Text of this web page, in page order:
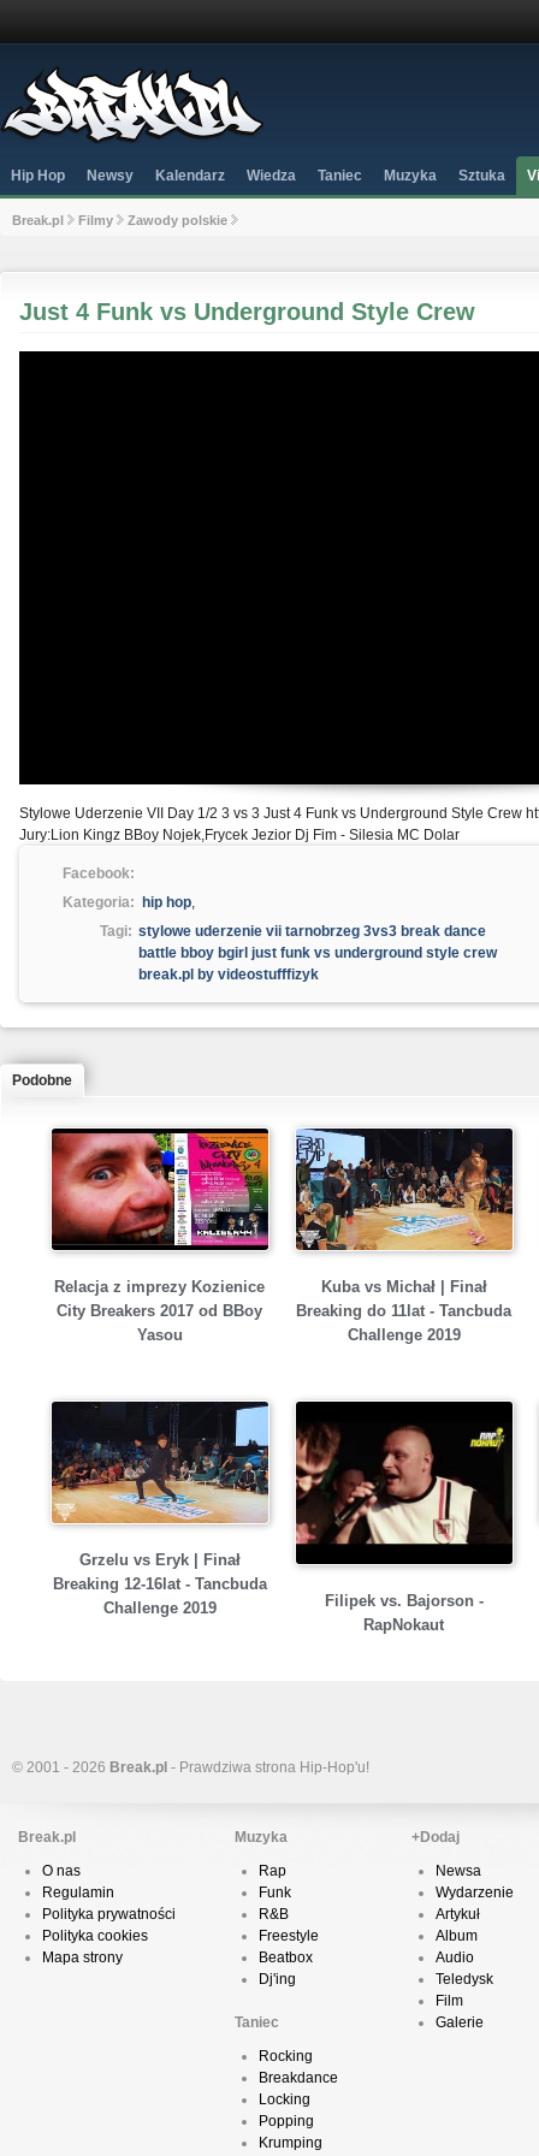
Hip Hop Newsy Kalendarz Wiedza Taniec Muzyka Sztuka
Break.pl Filmy Zawody polskie
Just 4 Funk vs Underground Style Crew
Stylowe Uderzenie VII Day 1/2 3 vs 3 Just 4 Funk vs Underground Style Crew
Jury:Lion Kingz BBoy Nojek,Frycek Jezior Dj Fim - Silesia MC Dolar
Facebook:
Kategoria:
hip hop,
Tagi: stylowe uderzenie vii tarnobrzeg 3vs3 break dance
battle bboy bgirl just funk vs underground style crew
break.pl by videostufffizyk
Podobne
Relacja z imprezy Kozienice
City Breakers 2017 od BBoy
Yasou
Kuba vs Michał | Finał
Breaking do 11lat - Tancbuda
Challenge 2019
Grzelu vs Eryk | Finał
Breaking 12-16lat - Tancbuda
Challenge 2019
Filipek vs. Bajorson -
RapNokaut
© 2001 - 2026 Break.pl - Prawdziwa strona Hip-Hop'u!
Break.pl
O nas
Regulamin
Polityka prywatności
Polityka cookies
Mapa strony
Muzyka
Rap
Funk
R&B
Freestyle
Beatbox
Dj'ing
Taniec
Rocking
Breakdance
Locking
Popping
Krumping
+Dodaj
Newsa
Wydarzenie
Artykuł
Album
Audio
Teledysk
Film
Galerie